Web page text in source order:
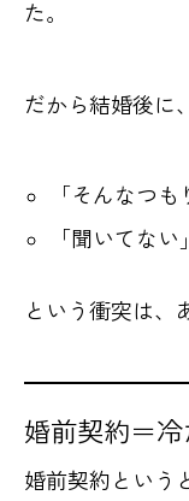
た。
だから結婚後に、
「そんなつも
「聞いてない」
という衝突は、
婚前契約＝
婚前契約という